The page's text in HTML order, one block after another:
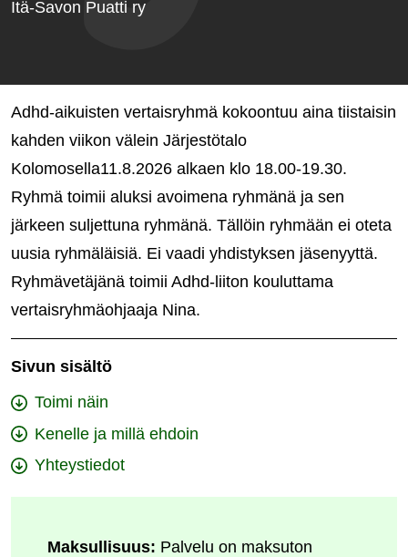
Itä-Savon Puatti ry
Adhd-aikuisten vertaisryhmä kokoontuu aina tiistaisin
kahden viikon välein Järjestötalo
Kolomosella11.8.2026 alkaen klo 18.00-19.30.
Ryhmä toimii aluksi avoimena ryhmänä ja sen
järkeen suljettuna ryhmänä. Tällöin ryhmään ei oteta
uusia ryhmäläisiä. Ei vaadi yhdistyksen jäsenyyttä.
Ryhmävetäjänä toimii Adhd-liiton kouluttama
vertaisryhmäohjaaja Nina.
Sivun sisältö
Toimi näin
Kenelle ja millä ehdoin
Yhteystiedot
Maksullisuus: Palvelu on maksuton